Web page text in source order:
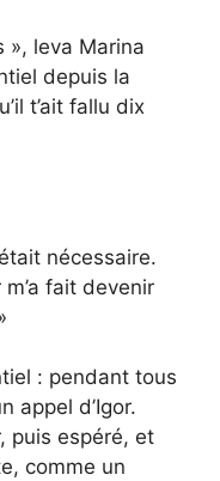
», leva Marina
depuis la
t’ait fallu dix
nécessaire.
fait devenir
: pendant tous
appel d’Igor.
puis espéré, et
comme un